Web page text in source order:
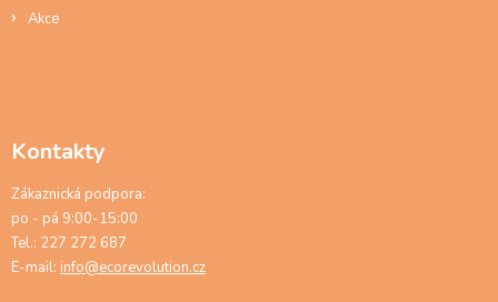
Akce
Kontakty
Zákaznická podpora:
po - pá 9:00-15:00
Tel.: 227 272 687
E-mail: info@ecorevolution.cz